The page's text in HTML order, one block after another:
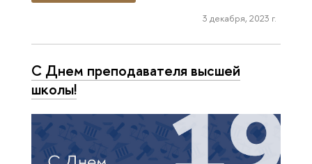
3 декабря, 2023 г.
С Днем преподавателя высшей
школы!